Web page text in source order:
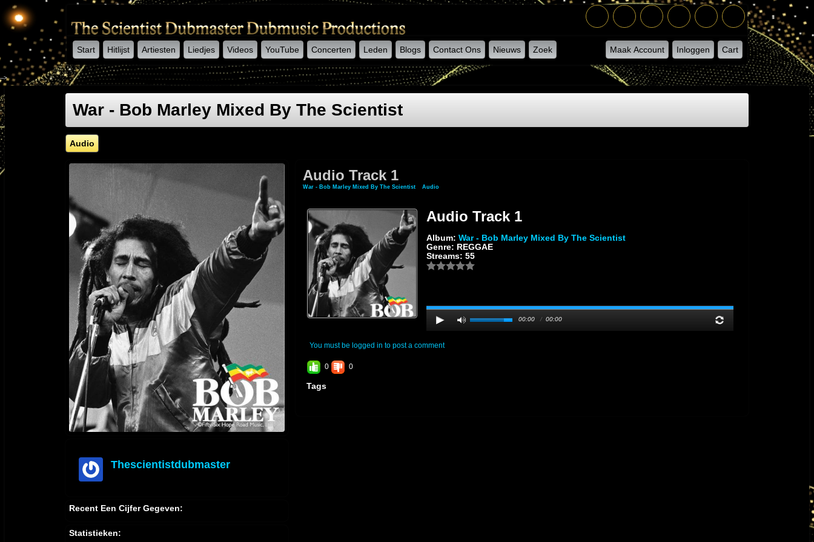
Start Hitlijst Artiesten Liedjes Videos YouTube Concerten Leden Blogs Contact Ons Nieuws Zoek Maak Account Inloggen Cart
-->
War - Bob Marley Mixed By The Scientist
Audio
Thescientistdubmaster
Recent Een Cijfer Gegeven:
Statistieken:
Audio Track 1
War - Bob Marley Mixed By The Scientist Audio» Audio Track 1
Audio Track 1
Album: War - Bob Marley Mixed By The Scientist
Genre: REGGAE
Streams: 55
00:00 / 00:00
You must be logged in to post a comment
0 0
Tags